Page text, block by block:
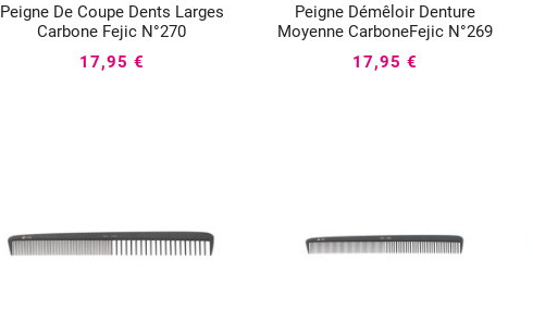
Peigne De Coupe Dents Larges
Carbone Fejic N°270
  
17,95 €
Peigne Démêloir Denture
Moyenne CarboneFejic N°269
  
17,95 €